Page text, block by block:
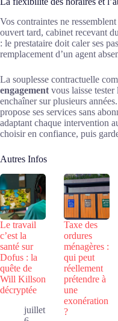
Vos contraintes ne
ouvert tard, cabinet recevant
: le prestataire doit caler ses
remplacement d’un agent
La souplesse contractuelle
engagement vous laisse tester
enchaîner sur plusieurs
propose ses services sans
adaptant chaque intervention
choisir en confiance, puis
Autres Infos
Le travail
c’est la
santé sur
Dofus : la
quête de
Will Killson
décryptée
juillet
Taxe des
ordures
ménagères :
qui peut
réellement
prétendre à
une
exonération
?